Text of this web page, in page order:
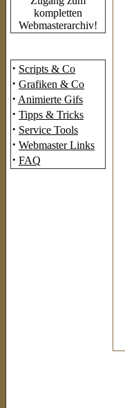
kompletten
Webmasterarchiv!
· Scripts & Co
· Grafiken & Co
· Animierte Gifs
· Tipps & Tricks
· Service Tools
· Webmaster Links
· FAQ